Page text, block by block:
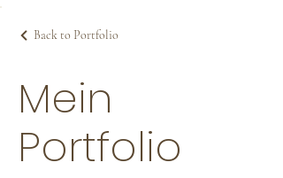
Back to Portfolio
Mein
Portfolio